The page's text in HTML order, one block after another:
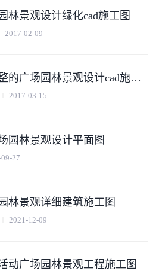
林景观设计绿化cad施工图
2017-02-09
比较详细且完整的广场园林景观设计cad施工图
2017-03-15
园林景观设计平面图
27
林景观详细建筑施工图
2021-12-09
动广场园林景观工程施工图